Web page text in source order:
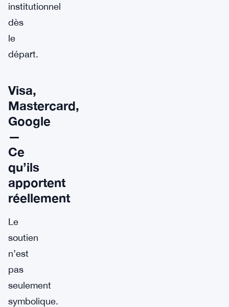
institutionnel
dès
le
départ.
Visa,
Mastercard,
Google
—
Ce
qu’ils
apportent
réellement
Le
soutien
n’est
pas
seulement
symbolique.